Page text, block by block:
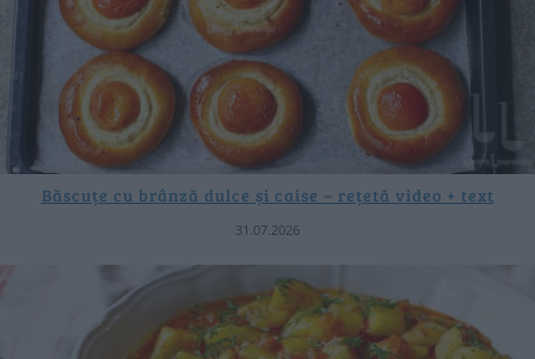
Băscuțe cu brânză dulce și caise – rețetă video + text
31.07.2026